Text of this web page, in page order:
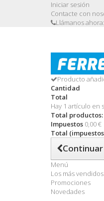
Iniciar sesión
Contacte con
Llámanos ahora:
Producto
Cantidad
Total
Hay 1 artículo en
Total
Impuestos 0,00 €
Total
Menú
Los más vendidos
Promociones
Novedades